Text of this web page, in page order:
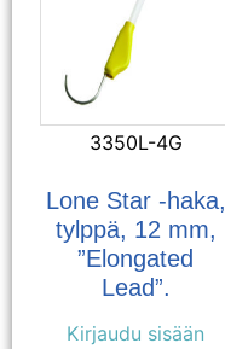
3350L-4G
Lone Star -haka,
tylppä, 12 mm,
”Elongated
Lead”.
Kirjaudu sisään